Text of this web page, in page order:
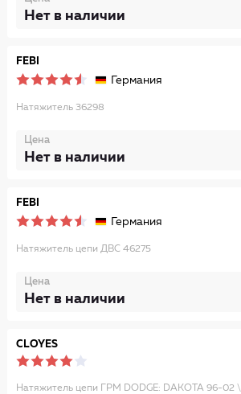
Нет в наличии
FEBI
Германия
Натяжитель 36298
Цена
Нет в наличии
FEBI
Германия
Натяжитель цепи ДВС 46275
Цена
Нет в наличии
CLOYES
Натяжитель цепи ГРМ DODGE: DAKOTA 96-02 \